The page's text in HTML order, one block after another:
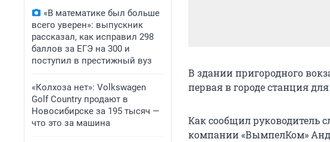
«В математике был больше
всего уверен»: выпускник
рассказал, как исправил 298
баллов за ЕГЭ на 300 и
поступил в престижный вуз
«Колхоза нет»: Volkswagen
Golf Сountry продают в
Новосибирске за 195 тысяч —
что это за машина
В здании пригородного
первая в городе станция
Как сообщил руководитель
компании «ВымпелКом»